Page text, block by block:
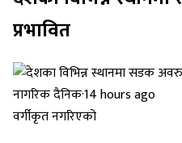
प्रभावित
नागरिक दैनिक·14 hours ago
वर्गीकृत नगरिएको